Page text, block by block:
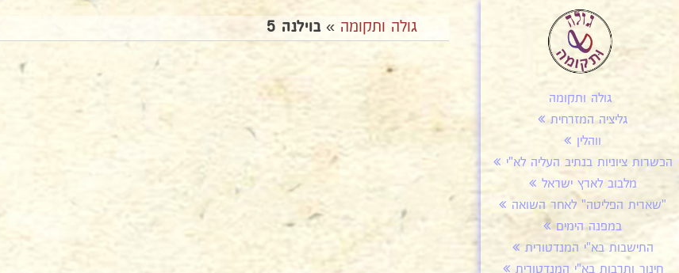
גולה ותקומה
גליציה המזרחית
ווהלין
הכשרות ציוניות בנתיב העליה לא"י
מלבוב לארץ ישראל
"שארית הפליטה" לאחר השואה
במפנה הימים
התישבות בא"י המנדטורית
חינוך ותרבות בא"י המנדטורית
גולה ותקומה »בוילנה 5